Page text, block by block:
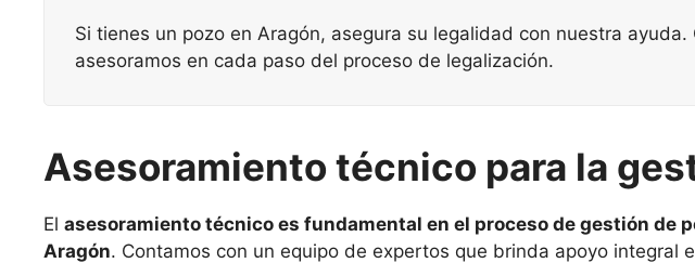
Si tienes un pozo en Aragón, asegura su legalidad con nuestra
asesoramos en cada paso del proceso de legalización.
Asesoramiento técnico para la
El asesoramiento técnico es fundamental en el proceso de gestión de
Aragón. Contamos con un equipo de expertos que brinda apoyo integral